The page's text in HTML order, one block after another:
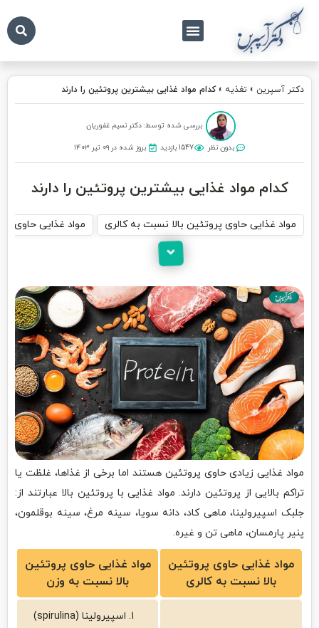
دکتر آسپرین » تغذیه »کدام مواد غذایی بیشترین پروتئین را دارند
بررسی شده توسط: دکتر نسیم غفوریان
بدون نظر 1547 بازدید بروز شده در ۰۹ تیر ۱۴۰۳
کدام مواد غذایی بیشترین پروتئین را دارند
مواد غذایی حاوی پروتئین بالا نسبت به کالری مواد غذایی حاوی
مواد غذایی زیادی حاوی پروتئین هستند اما برخی از غذاها، غلظت یا
تراکم بالایی از پروتئین دارند. مواد غذایی با پروتئین بالا عبارتند از:
جلبک اسپیرولینا، ماهی کاد، دانه سویا، سینه مرغ، سینه بوقلمون،
پنیر پارمسان، ماهی تن و غیره.
مواد غذایی حاوی پروتئین
بالا نسبت به کالری
مواد غذایی حاوی پروتئین
بالا نسبت به وزن
اسپیرولینا (spirulina)